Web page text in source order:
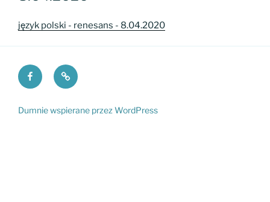
język polski - renesans - 8.04.2020
Facebook
VI
Fundacja
PKO
Dumnie wspierane przez WordPress